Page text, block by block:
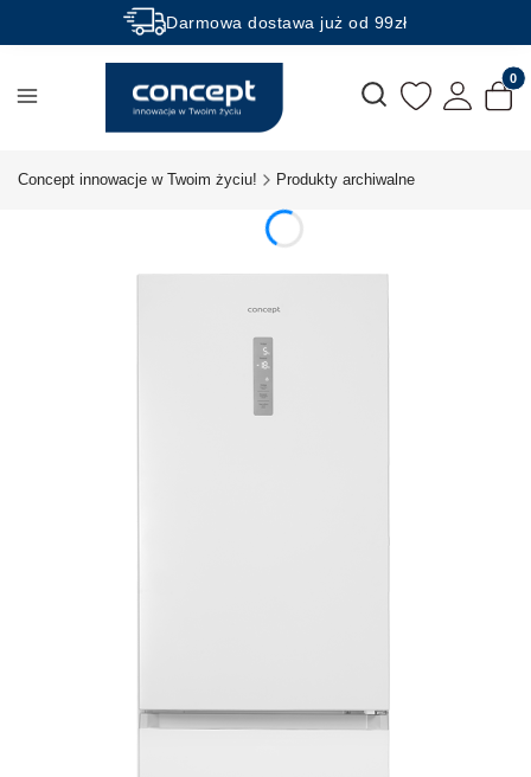
Darmowa dostawa już od 99zł
Rabaty -50% na wybrane produkty
Otwórz wyszukiwarkę
Concept innowacje w Twoim życiu! Produkty archiwalne